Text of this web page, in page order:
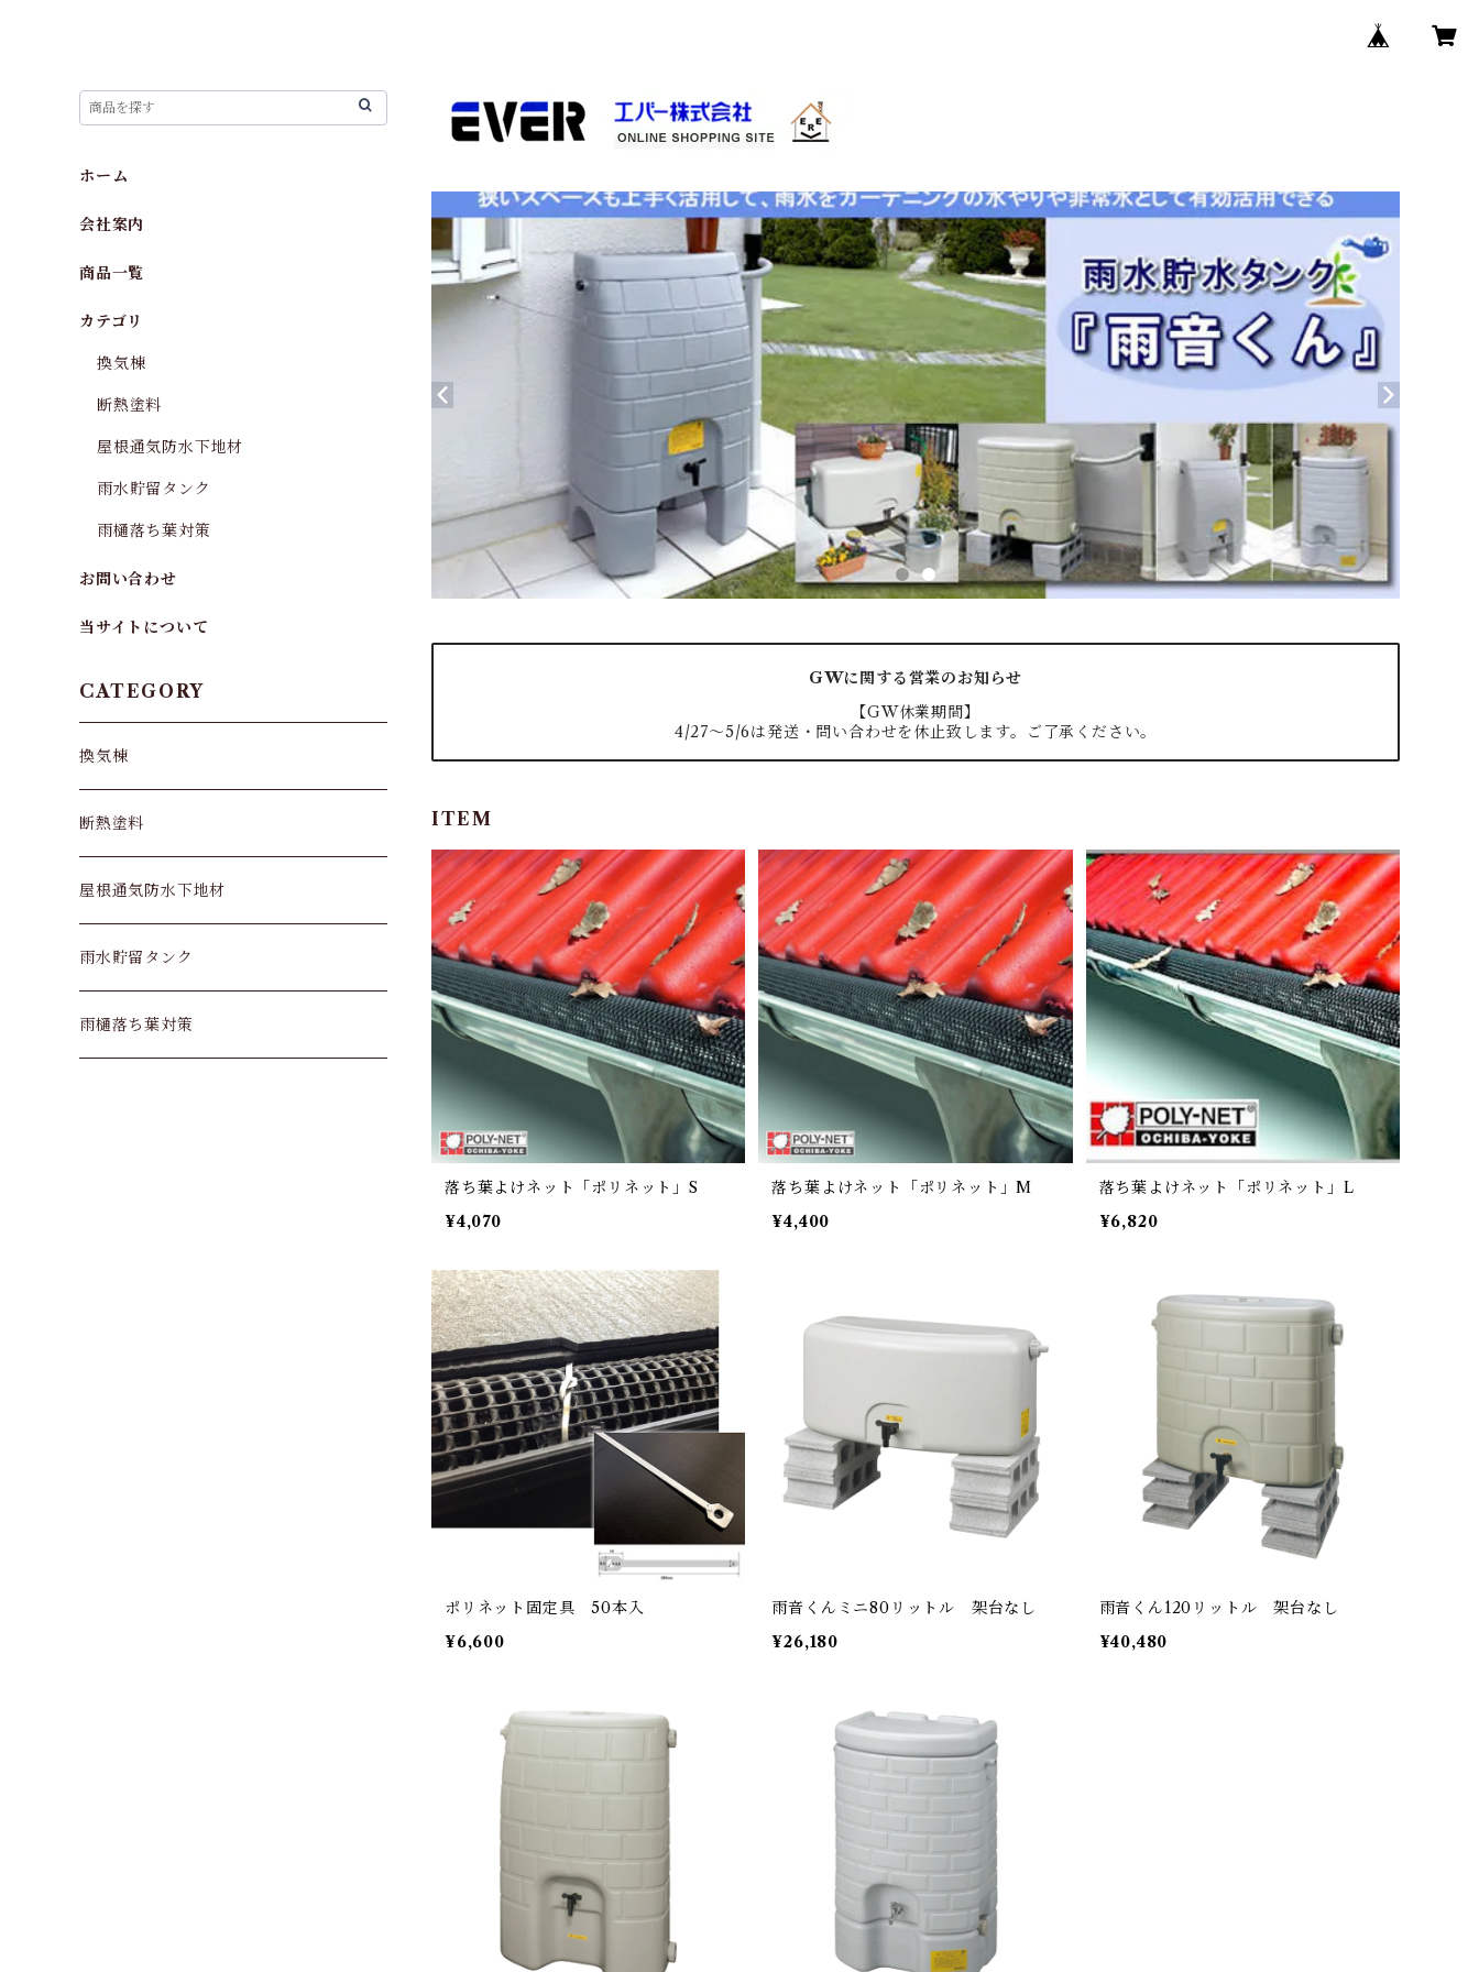
GWに関する営業のお知らせ
【GW休業期間】
4/27〜5/6は発送・問い合わせを休止致します。ご了承ください。
ITEM
落ち葉よけネット「ポリネット」S
¥4,070
落ち葉よけネット「ポリネット」M
¥4,400
落ち葉よけネット「ポリネット」L
¥6,820
ポリネット固定具 50本入
¥6,600
雨音くんミニ80リットル 架台なし
¥26,180
雨音くん120リットル 架台なし
¥40,480
ホーム
会社案内
商品一覧
カテゴリ
換気棟
断熱塗料
屋根通気防水下地材
雨水貯留タンク
雨樋落ち葉対策
お問い合わせ
当サイトについて
CATEGORY
換気棟
断熱塗料
屋根通気防水下地材
雨水貯留タンク
雨樋落ち葉対策